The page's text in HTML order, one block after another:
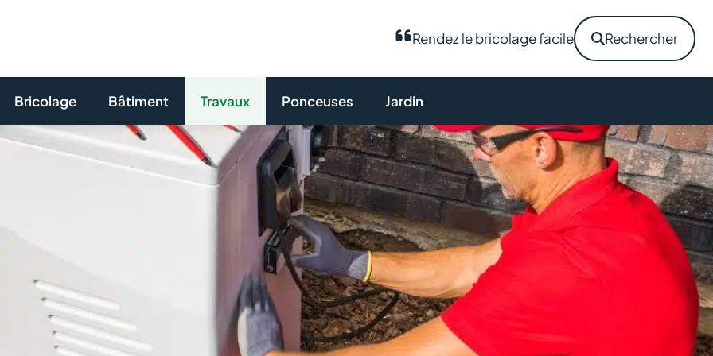
Rendez le bricolage facile Rechercher
Bricolage Bâtiment Travaux Ponceuses Jardin